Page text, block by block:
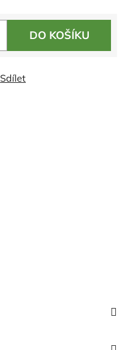
DO KOŠÍKU
Sdílet